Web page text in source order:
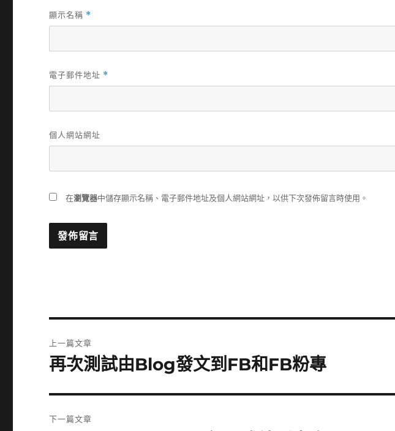
顯示名稱 *
電子郵件地址 *
個人網站網址
在瀏覽器中儲存顯示名稱、電子郵件地址及個人網站網址，以供下次發佈留言時使用。
章
上一篇文章
上
篇
文
再次測試由Blog發文到FB和FB粉專
下一篇文章